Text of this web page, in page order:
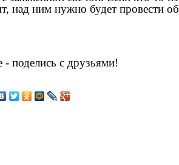
над ним нужно будет провести
- поделись с друзьями!